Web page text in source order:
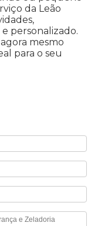
da Leão
personalizado.
mesmo
para o seu